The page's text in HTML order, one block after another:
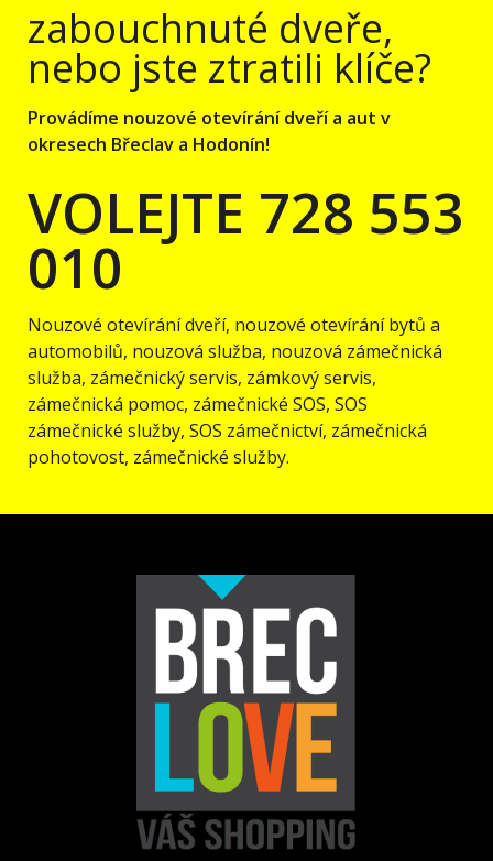
zabouchnuté dveře,
nebo jste ztratili klíče?
Provádíme nouzové otevírání dveří a aut v
okresech Břeclav a Hodonín!
VOLEJTE 728 553
010
Nouzové otevírání dveří, nouzové otevírání bytů a
automobilů, nouzová služba, nouzová zámečnická
služba, zámečnický servis, zámkový servis,
zámečnická pomoc, zámečnické SOS, SOS
zámečnické služby, SOS zámečnictví, zámečnická
pohotovost, zámečnické služby.